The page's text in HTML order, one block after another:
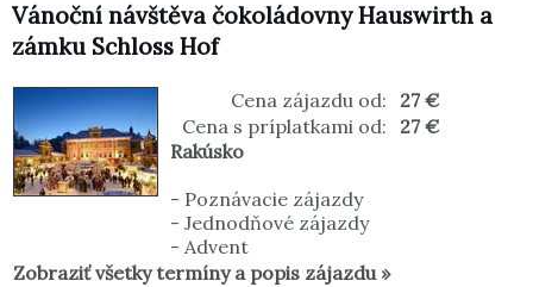
Vánoční návštěva čokoládovny Hauswirth a
zámku Schloss Hof
Cena zájazdu od:
27 €
Cena s príplatkami od:
27 €
Rakúsko
- Poznávacie zájazdy
- Jednodňové zájazdy
- Advent
Zobraziť všetky termíny a popis zájazdu »